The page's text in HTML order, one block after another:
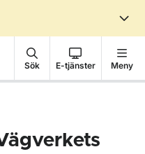
Sök E-tjänster Meny